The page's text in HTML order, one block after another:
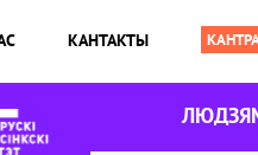
КАНТАКТЫ